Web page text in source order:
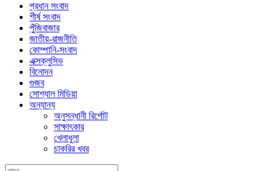
প্রধান সংবাদ
শীর্ষ সংবাদ
পুঁজিবাজার
জাতীয়-রাজনীতি
কোম্পানি-সংবাদ
এক্সক্লুসিভ
বিনোদন
গুজব
সোশ্যাল মিডিয়া
অন্যান্য
অনুসন্ধানী রির্পোট
সাক্ষাৎকার
খেলাধুলা
চাকরির খবর